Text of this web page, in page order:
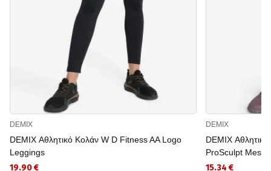
DEMIX
DEMIX Αθλητικό Κολάν W D Fitness AA Logo
Leggings
19.90 €
DEMIX
DEMIX
ProSculpt Mesh
15.34 €